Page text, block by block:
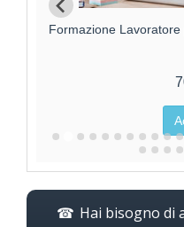
Formazione
Hai bisogno di